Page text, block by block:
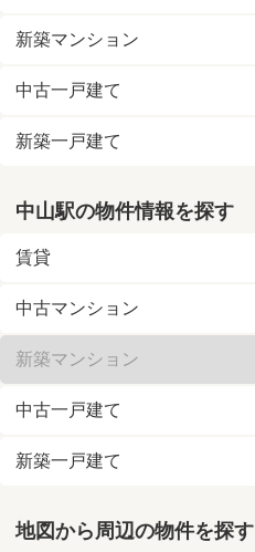
新築マンション
中古一戸建て
新築一戸建て
中山駅の物件情報を探す
賃貸
中古マンション
新築マンション
中古一戸建て
新築一戸建て
地図から周辺の物件を探す